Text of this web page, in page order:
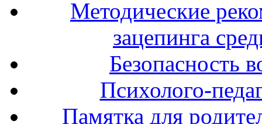
Методические
зацепинга
Безопасность
Психолого-
Памятка для